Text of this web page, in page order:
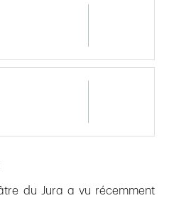
du Jura a vu récemment